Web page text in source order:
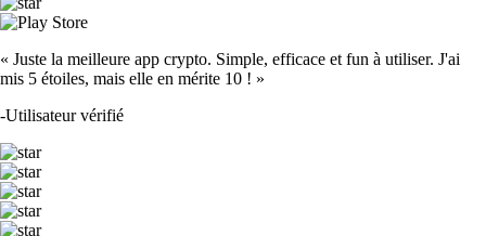
« Juste la meilleure app crypto. Simple, efficace et fun à utiliser. J'ai
mis 5 étoiles, mais elle en mérite 10 ! »
-Utilisateur vérifié